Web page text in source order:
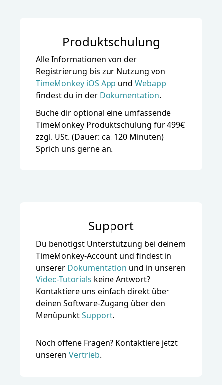
Produktschulung
Alle Informationen von der
Registrierung bis zur Nutzung von
TimeMonkey iOS App und Webapp
findest du in der Dokumentation.
Buche dir optional eine umfassende
TimeMonkey Produktschulung für 499€
zzgl. USt. (Dauer: ca. 120 Minuten)
Sprich uns gerne an.
Support
Du benötigst Unterstützung bei deinem
TimeMonkey-Account und findest in
unserer Dokumentation und in unseren
Video-Tutorials keine Antwort?
Kontaktiere uns einfach direkt über
deinen Software-Zugang über den
MenüpunktSupport.
Noch offene Fragen? Kontaktiere jetzt
unseren Vertrieb.